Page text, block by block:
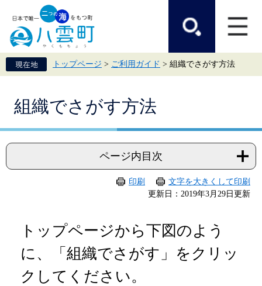
頭
で
す。
飛
ば
し
トップページ > ご利用ガイド > 組織でさがす方法
組織でさがす方法
ページ内目次
印刷
文字を大きくして印刷
更新日：2019年3月29日更新
トップページから下図のよう
に、「組織でさがす」をクリッ
クしてください。